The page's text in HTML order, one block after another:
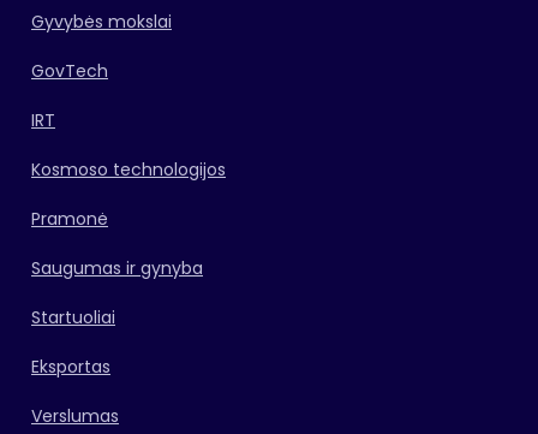
Gyvybės mokslai
GovTech
IRT
Kosmoso technologijos
Pramonė
Saugumas ir gynyba
Startuoliai
Eksportas
Verslumas